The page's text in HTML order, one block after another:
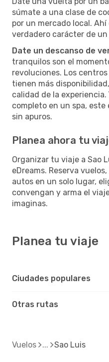
súmate a una clase de
por un mercado local.
verdadero carácter de un
Date un descanso de
tranquilos son el
revoluciones. Los
tienen más
calidad de la experiencia.
completo en un spa, este
sin apuros.
Planea ahora tu
Organizar tu viaje a Sao
eDreams. Reserva
autos en un solo lugar,
convengan y arma el
imaginas.
Planea tu viaje
Ciudades populares
Otras rutas
Vuelos Sao Luis